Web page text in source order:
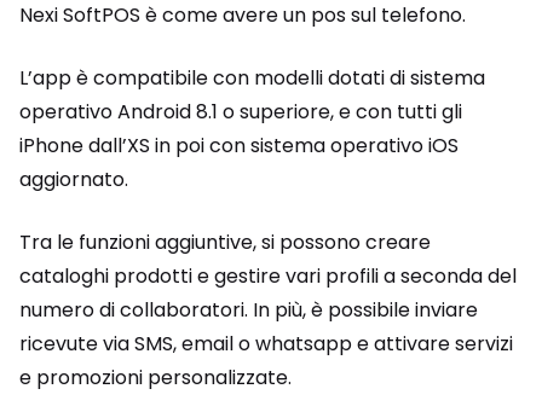
Nexi SoftPOS è come avere un pos sul telefono.
L’app è compatibile con modelli dotati di sistema
operativo Android 8.1 o superiore, e con tutti gli
iPhone dall’XS in poi con sistema operativo iOS
aggiornato.
Tra le funzioni aggiuntive, si possono creare
cataloghi prodotti e gestire vari profili a seconda del
numero di collaboratori. In più, è possibile inviare
ricevute via SMS, email o whatsapp e attivare servizi
e promozioni personalizzate.